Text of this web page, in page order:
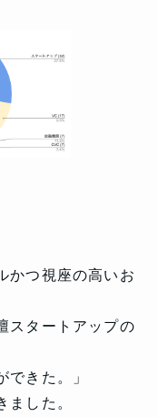
かつ視座の高いお
スタートアップの
きた。」
した。